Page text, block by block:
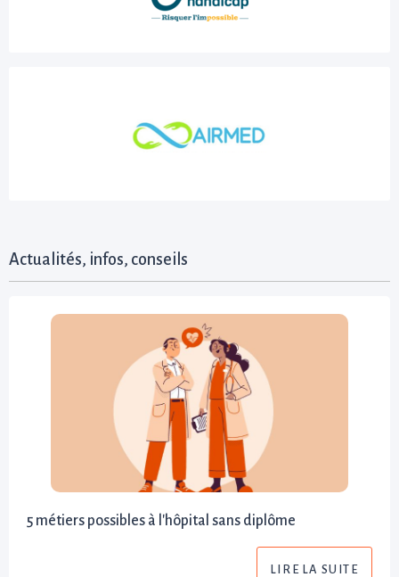
Actualités, infos, conseils
5 métiers possibles à l'hôpital sans diplôme
LIRE LA SUITE